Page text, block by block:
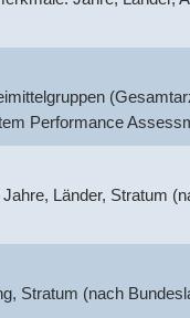
Performance
Länder, Stratum
Stratum (nach